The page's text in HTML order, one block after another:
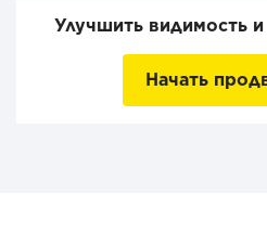
Улучшить видимость
Начать